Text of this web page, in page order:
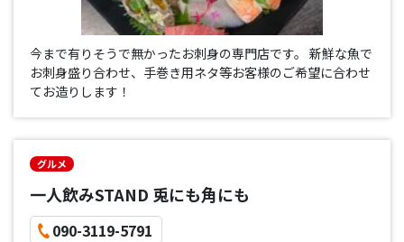
今まで有りそうで無かったお刺身の専門店です。 新鮮な魚で
お刺身盛り合わせ、手巻き用ネタ等お客様のご希望に合わせ
てお造りします！
グルメ
一人飲みSTAND 兎にも角にも
090-3119-5791